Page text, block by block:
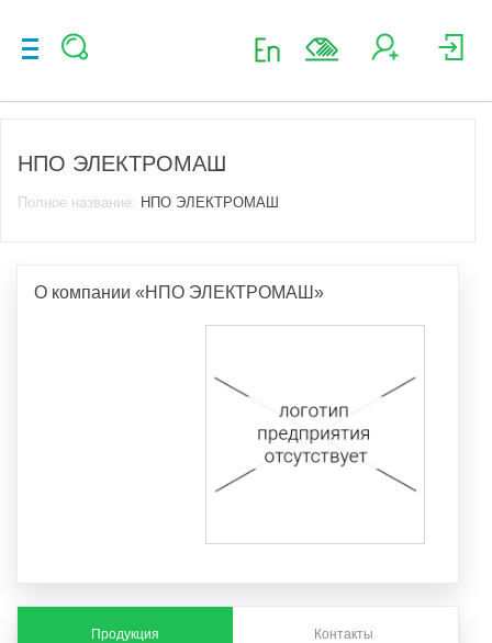
НПО ЭЛЕКТРОМАШ
Полное название: НПО ЭЛЕКТРОМАШ
О компании «НПО ЭЛЕКТРОМАШ»
Продукция Контакты